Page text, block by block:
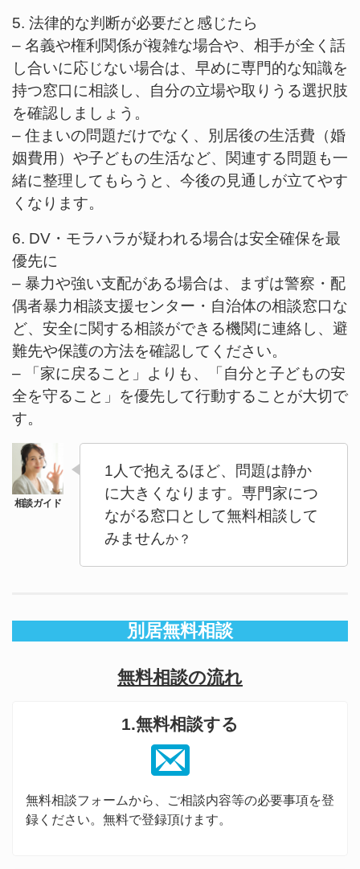
5. 法律的な判断が必要だと感じたら
– 名義や権利関係が複雑な場合や、相手が全く話
し合いに応じない場合は、早めに専門的な知識を
持つ窓口に相談し、自分の立場や取りうる選択肢
を確認しましょう。
– 住まいの問題だけでなく、別居後の生活費（婚
姻費用）や子どもの生活など、関連する問題も一
緒に整理してもらうと、今後の見通しが立てやす
くなります。
6. DV・モラハラが疑われる場合は安全確保を最
優先に
– 暴力や強い支配がある場合は、まずは警察・配
偶者暴力相談支援センター・自治体の相談窓口な
ど、安全に関する相談ができる機関に連絡し、避
難先や保護の方法を確認してください。
– 「家に戻ること」よりも、「自分と子どもの安
全を守ること」を優先して行動することが大切で
す。
1人で抱えるほど、問題は静か
に大きくなります。専門家につ
ながる窓口として無料相談して
みませんか？
別居無料相談
無料相談の流れ
1.無料相談する
無料相談フォームから、ご相談内容等の必要事項を登
録ください。無料で登録頂けます。